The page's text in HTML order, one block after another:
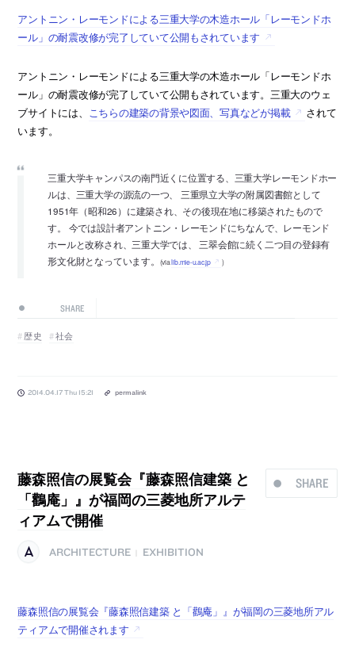
アントニン・レーモンドによる三重大学の木造ホール「レーモンドホ
ール」の耐震改修が完了していて公開もされています
アントニン・レーモンドによる三重大学の木造ホール「レーモンドホ
ール」の耐震改修が完了していて公開もされています。三重大のウェ
ブサイトには、 こちらの建築の背景や図面、写真などが掲載
されて
います。
三重大学キャンパスの南門近くに位置する、三重大学レーモンドホー
ルは、三重大学の源流の一つ、 三重県立大学の附属図書館として
1951年（昭和26）に建築され、その後現在地に移築されたもので
す。 今では設計者アントニン・レーモンドにちなんで、レーモンド
ホールと改称され、三重大学では、 三翠会館に続く二つ目の登録有
形文化財となっています。
(vialib.mie-u.ac.jp )
SHARE
歴史 社会
2014.04.17 Thu 15:21 permalink
SHARE
藤森照信の展覧会『藤森照信建築 と
「鸛庵」』が福岡の三菱地所アルテ
ィアムで開催
ARCHITECTURE EXHIBITION
藤森照信の展覧会『藤森照信建築 と「鸛庵」』が福岡の三菱地所アル
ティアムで開催されます